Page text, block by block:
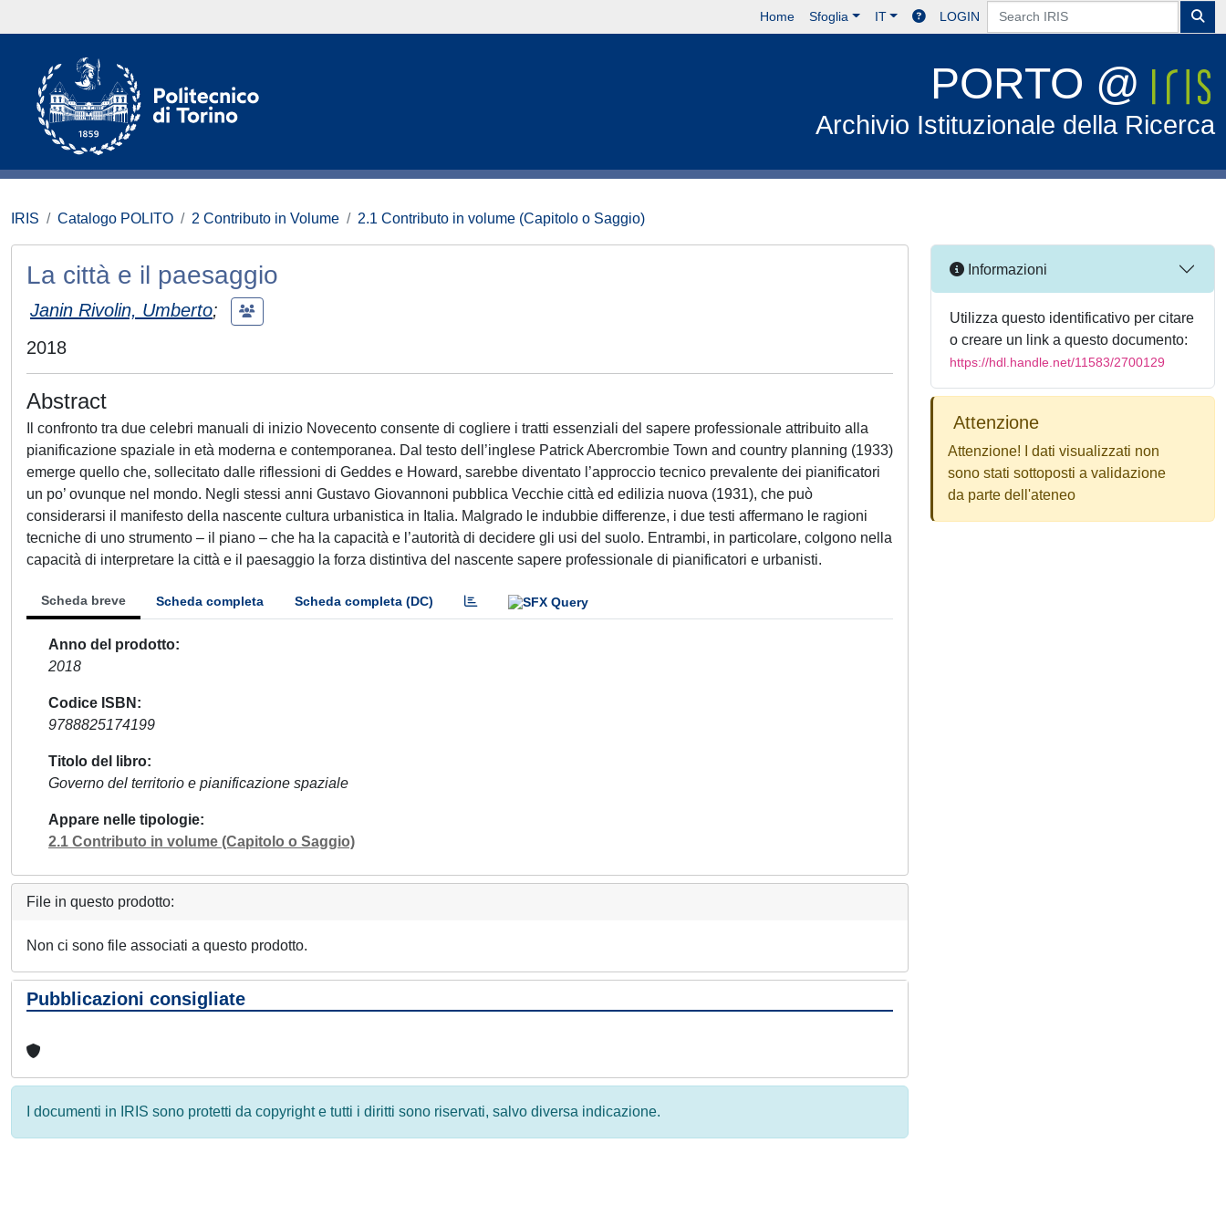
Home Sfoglia IT LOGIN
PORTO @
Archivio Istituzionale della Ricerca
IRIS Catalogo POLITO 2 Contributo in Volume 2.1 Contributo in volume (Capitolo o Saggio)
La città e il paesaggio
Janin Rivolin, Umberto;
2018
Abstract
Il confronto tra due celebri manuali di inizio Novecento consente di cogliere i tratti essenziali del sapere professionale attribuito alla
pianificazione spaziale in età moderna e contemporanea. Dal testo dell’inglese Patrick Abercrombie Town and country planning (1933)
emerge quello che, sollecitato dalle riflessioni di Geddes e Howard, sarebbe diventato l’approccio tecnico prevalente dei pianificatori
un po’ ovunque nel mondo. Negli stessi anni Gustavo Giovannoni pubblica Vecchie città ed edilizia nuova (1931), che può
considerarsi il manifesto della nascente cultura urbanistica in Italia. Malgrado le indubbie differenze, i due testi affermano le ragioni
tecniche di uno strumento – il piano – che ha la capacità e l’autorità di decidere gli usi del suolo. Entrambi, in particolare, colgono nella
capacità di interpretare la città e il paesaggio la forza distintiva del nascente sapere professionale di pianificatori e urbanisti.
Scheda breve Scheda completa Scheda completa (DC)
Anno del prodotto
2018
Codice ISBN
9788825174199
Titolo del libro
Governo del territorio e pianificazione spaziale
Appare nelle tipologie
2.1 Contributo in volume (Capitolo o Saggio)
File in questo prodotto:
Non ci sono file associati a questo prodotto.
Pubblicazioni consigliate
I documenti in IRIS sono protetti da copyright e tutti i diritti sono riservati, salvo diversa indicazione.
Informazioni
Utilizza questo identificativo per citare
o creare un link a questo documento:
https://hdl.handle.net/11583/2700129
Attenzione
Attenzione! I dati visualizzati non
sono stati sottoposti a validazione
da parte dell'ateneo